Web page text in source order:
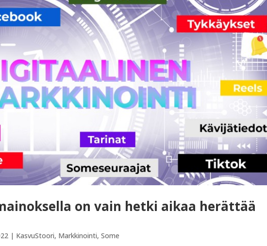
on vain hetki aikaa herättää
| KasvuStoori, Markkinointi,Some